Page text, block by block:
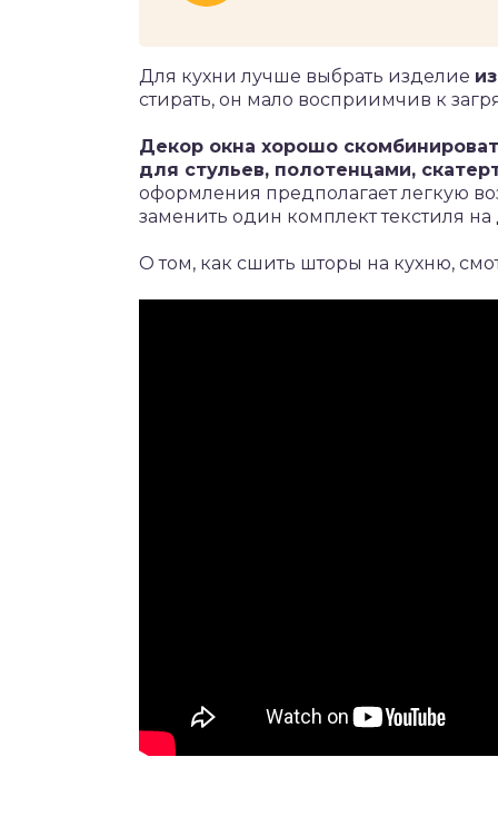
Для кухни лучше выбрать изделие
стирать, он мало восприимчив к
Декор окна хорошо
для стульев, полотенцами,
оформления предполагает легкую
заменить один комплект текстиля
О том, как сшить шторы на кухню,